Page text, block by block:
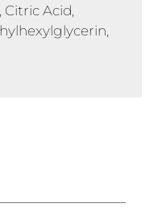
Citric Acid,